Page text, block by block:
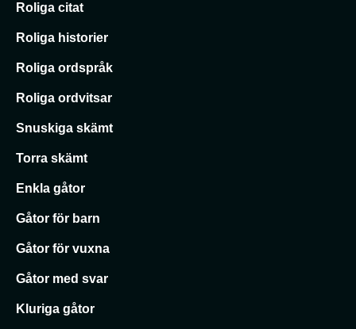
Roliga citat
Roliga historier
Roliga ordspråk
Roliga ordvitsar
Snuskiga skämt
Torra skämt
Enkla gåtor
Gåtor för barn
Gåtor för vuxna
Gåtor med svar
Kluriga gåtor